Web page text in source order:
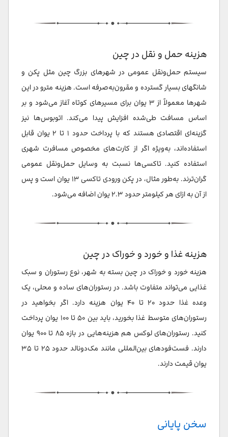
هزینه حمل و نقل در چین
سیستم حمل‌ونقل عمومی در شهرهای بزرگ چین مثل پکن و
شانگهای بسیار گسترده و مقرون‌به‌صرفه است. هزینه مترو در این
شهرها معمولاً از ۳ یوان برای مسیرهای کوتاه آغاز می‌شود و بر
اساس مسافت طی‌شده افزایش پیدا می‌کند. اتوبوس‌ها نیز
گزینه‌ای اقتصادی هستند که با پرداخت حدود ۱ تا ۲ یوان قابل
استفاده‌اند، به‌ویژه اگر از کارت‌های مخصوص مسافرت شهری
استفاده کنید. تاکسی‌ها نسبت به وسایل حمل‌ونقل عمومی
گران‌ترند. به‌طور مثال، در پکن ورودی تاکسی ۱۳ یوان است و پس
از آن به ازای هر کیلومتر حدود ۲.۳ یوان اضافه می‌شود.
هزینه غذا و خورد و خوراک در چین
هزینه خورد و خوراک در چین بسته به شهر، نوع رستوران و سبک
غذایی می‌تواند متفاوت باشد. در رستوران‌های ساده و محلی، یک
وعده غذا حدود ۲۰ تا ۴۰ یوان هزینه دارد. اگر بخواهید در
رستوران‌های متوسط غذا بخورید، باید بین ۵۰ تا ۱۰۰ یوان پرداخت
کنید. رستوران‌های لوکس هم هزینه‌هایی در بازه ۸۵ تا ۹۰۰ یوان
دارند. فست‌فودهای بین‌المللی مانند مک‌دونالد حدود ۲۵ تا ۳۵
یوان قیمت دارند.
سخن پایانی